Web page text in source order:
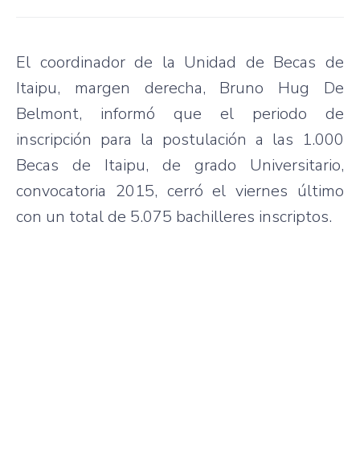
El coordinador de la Unidad de Becas de
Itaipu, margen derecha, Bruno Hug De
Belmont, informó que el periodo de
inscripción para la postulación a las 1.000
Becas de Itaipu, de grado Universitario,
convocatoria 2015, cerró el viernes último
con un total de 5.075 bachilleres inscriptos.